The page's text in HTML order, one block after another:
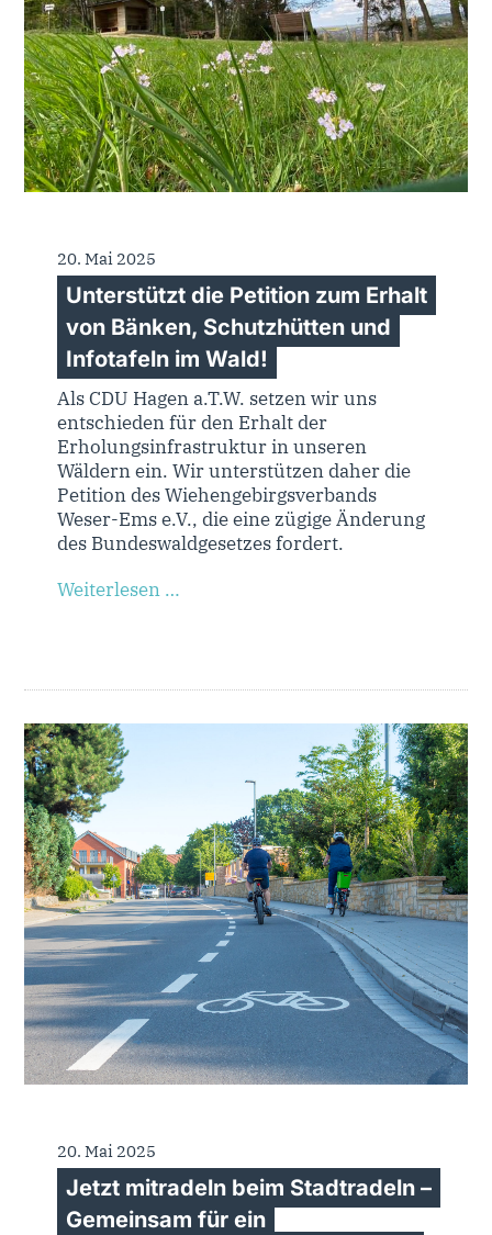
20. Mai 2025
Unterstützt die Petition zum Erhalt
von Bänken, Schutzhütten und
Infotafeln im Wald!
Als CDU Hagen a.T.W. setzen wir uns
entschieden für den Erhalt der
Erholungsinfrastruktur in unseren
Wäldern ein. Wir unterstützen daher die
Petition des Wiehengebirgsverbands
Weser-Ems e.V., die eine zügige Änderung
des Bundeswaldgesetzes fordert.
Weiterlesen …
20. Mai 2025
Jetzt mitradeln beim Stadtradeln –
Gemeinsam für ein